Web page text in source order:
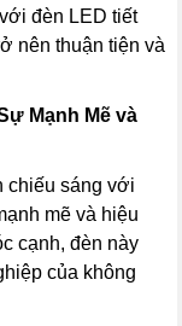
đèn LED tiết
nên thuận tiện và
Mạnh Mẽ và
chiếu sáng với
mẽ và hiệu
cạnh, đèn này
của không